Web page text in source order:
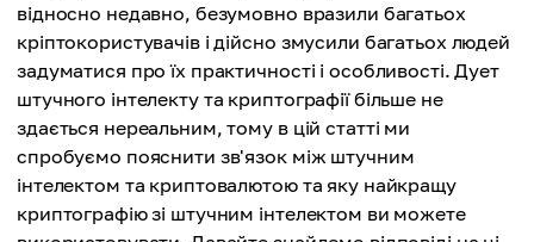
відносно недавно, безумовно вразили багатьох
кріптокористувачів і дійсно змусили багатьох людей
задуматися про їх практичності і особливості. Дует
штучного інтелекту та криптографії більше не
здається нереальним, тому в цій статті ми
спробуємо пояснити зв'язок між штучним
інтелектом та криптовалютою та яку найкращу
криптографію зі штучним інтелектом ви можете